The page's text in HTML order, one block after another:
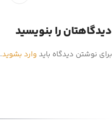
دیدگاهتان را بنویسید
برای نوشتن دیدگاه باید وارد بشوید.